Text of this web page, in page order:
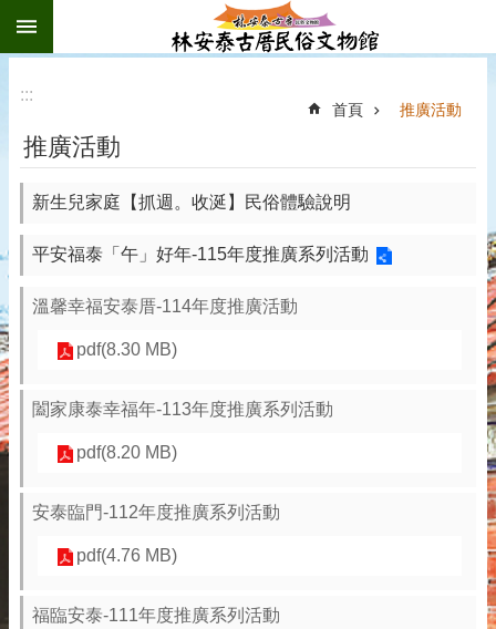
跳到主要內容區塊
:::
首頁 推廣活動
推廣活動
新生兒家庭【抓週。收涎】民俗體驗說明
平安福泰「午」好年-115年度推廣系列活動
溫馨幸福安泰厝-114年度推廣活動
pdf(8.30 MB)
闔家康泰幸福年-113年度推廣系列活動
pdf(8.20 MB)
安泰臨門-112年度推廣系列活動
pdf(4.76 MB)
福臨安泰-111年度推廣系列活動